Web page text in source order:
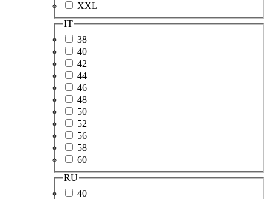
XXL
IT
38
40
42
44
46
48
50
52
56
58
60
RU
40